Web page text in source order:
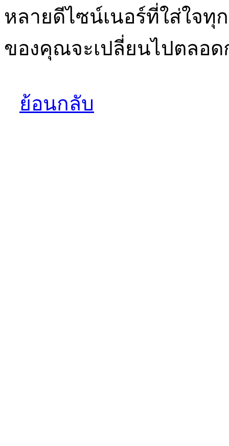
หลายดีไซน์เนอร์ที่ใส่ใจทุ
ของคุณจะเปลี่ยนไปตลอด
ย้อนกลับ